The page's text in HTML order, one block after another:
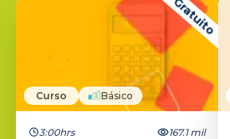
Gratuito
Curso Básico
3:00hrs 167.1 mil